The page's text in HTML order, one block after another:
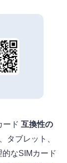
ード 互換性の
タブレット、
なSIMカード